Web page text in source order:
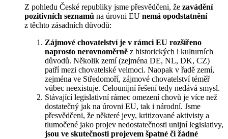
Z pohledu České republiky jsme přesvědčeni, že zavádění
pozitivních seznamů na úrovni EU nemá opodstatnění
z těchto zásadních důvodů:
Zájmové chovatelství je v rámci EU rozšířeno
naprosto nerovnoměrně z historických i kulturních
důvodů. Několik zemí (zejména DE, NL, DK, CZ)
patří mezi chovatelské velmoci. Naopak v řadě zemí,
zejména ve Středomoří, zájmové chovatelství téměř
vůbec neexistuje. Celounijní řešení tedy nedává smysl.
Stávající legislativní rámec omezení chovů je více než
dostatečný jak na úrovni EU, tak i národní. Jsme
přesvědčeni, že některé jevy, kritizované aktivisty a
tlumočené jako projev nedostatečnosti unijní legislativy,
jsou ve skutečnosti projevem špatné či žádné